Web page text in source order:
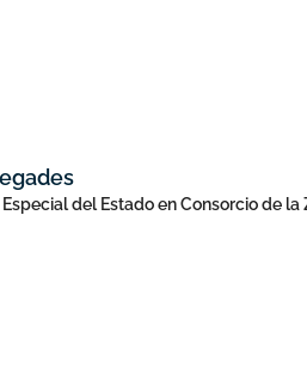
del Estado en Consorcio de la